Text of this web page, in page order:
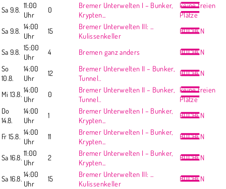
Sa 9.8. 11:00
Uhr
0
Bremer Unterwelten I – Bunker,
Krypten...
keine freien
Plätze
Sa 9.8. 14:00
Uhr
15
Bremer Unterwelten III: ...
Kulissenkeller
BUCHEN
Sa 9.8. 15:00
Uhr
4 Bremen ganz anders
BUCHEN
So
10.8.
14:00
Uhr
12
Bremer Unterwelten II – Bunker,
Tunnel..
BUCHEN
Mi 13.8. 14:00
Uhr
0
Bremer Unterwelten II – Bunker,
Tunnel..
keine freien
Plätze
Do
14.8.
14:00
Uhr
1
Bremer Unterwelten I – Bunker,
Krypten...
BUCHEN
Fr 15.8. 14:00
Uhr
11
Bremer Unterwelten I – Bunker,
Krypten...
BUCHEN
Sa 16.8. 11:00
Uhr
2
Bremer Unterwelten I – Bunker,
Krypten...
BUCHEN
Sa 16.8. 14:00
Uhr
15
Bremer Unterwelten III: ...
Kulissenkeller
BUCHEN